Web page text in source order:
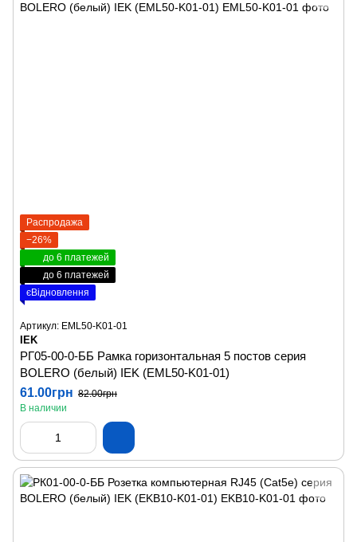
Распродажа
−26%
до 6 платежей
до 6 платежей
єВідновлення
Артикул: EML50-K01-01
IEK
РГ05-00-0-ББ Рамка горизонтальная 5 постов серия
BOLERO (белый) IEK (EML50-K01-01)
61.00грн 82.00грн
В наличии